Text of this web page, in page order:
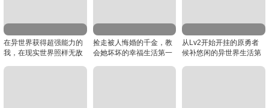
在异世界获得超强能力的
我，在现实世界照样无敌
捡走被人悔婚的千金，教
会她坏坏的幸福生活第一
从Lv2开始开挂的原勇者
候补悠闲的异世界生活第